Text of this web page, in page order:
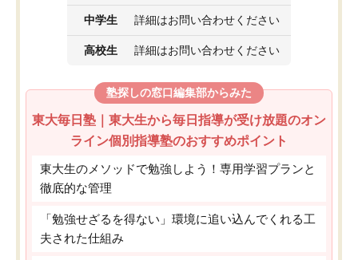
中学生 詳細はお問い合わせください
高校生 詳細はお問い合わせください
塾探しの窓口編集部からみた
東大毎日塾｜東大生から毎日指導が受け放題のオン
ライン個別指導塾のおすすめポイント
東大生のメソッドで勉強しよう！専用学習プランと
徹底的な管理
「勉強せざるを得ない」環境に追い込んでくれる工
夫された仕組み